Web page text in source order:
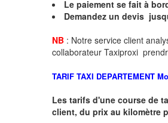
Le paiement se fait à
Demandez un devis
NB : Notre service client
collaborateur Taxiproxi
TARIF TAXI DEPARTEMENT
Les tarifs d'une course de
client, du prix au kilomètre